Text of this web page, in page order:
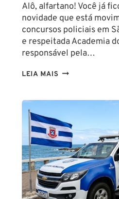
Alô, alfartano! Você já
novidade que está
concursos policiais em
e respeitada Academia
responsável pela…
LEIA MAIS NA
SAI
DA
ESCOLA
FORMADO
EM
DIREITO